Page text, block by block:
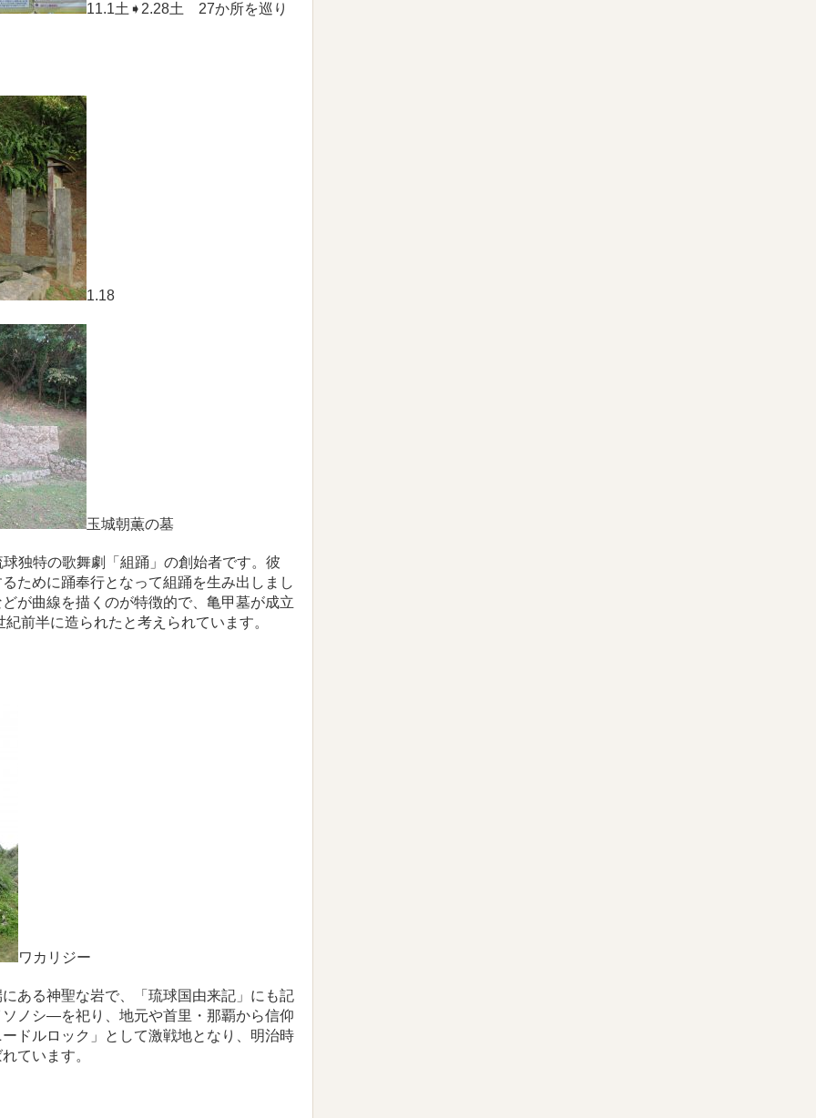
11.1土➧2.28土 27か所を巡り
1.18
玉城朝薫の墓
独特の歌舞劇「組踊」の創始者です。彼
ために踊奉行となって組踊を生み出しまし
が曲線を描くのが特徴的で、亀甲墓が成立
前半に造られたと考えられています。
ワカリジー
ある神聖な岩で、「琉球国由来記」にも記
ノシ―を祀り、地元や首里・那覇から信仰
ドルロック」として激戦地となり、明治時
ています。